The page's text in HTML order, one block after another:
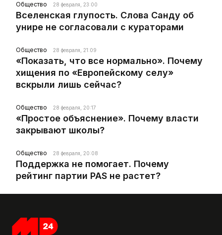
Общество 28 февраля, 23:00
Вселенская глупость. Слова Санду об
унире не согласовали с кураторами
Общество 28 февраля, 21:09
«Показать, что все нормально». Почему
хищения по «Европейскому селу»
вскрыли лишь сейчас?
Общество 28 февраля, 20:17
«Простое объяснение». Почему власти
закрывают школы?
Общество 28 февраля, 20:08
Поддержка не помогает. Почему
рейтинг партии PAS не растет?